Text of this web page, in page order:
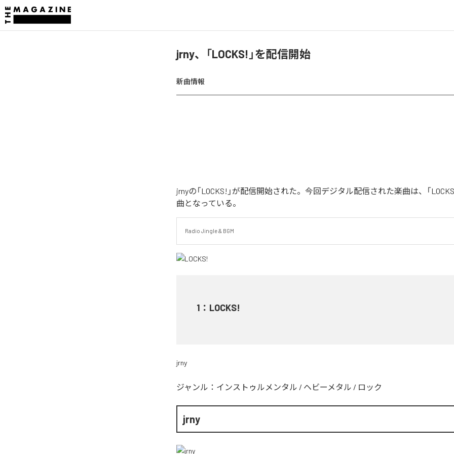
jrny、「LOCKS!」を配信開始
新曲情報
jrnyの「LOCKS!」が配信開始された。今回デジタル配信された楽曲は、「
曲となっている。
Radio Jingle & BGM
1 ： LOCKS!
jrny
ジャンル： インストゥルメンタル / ヘビーメタル / ロック
jrny